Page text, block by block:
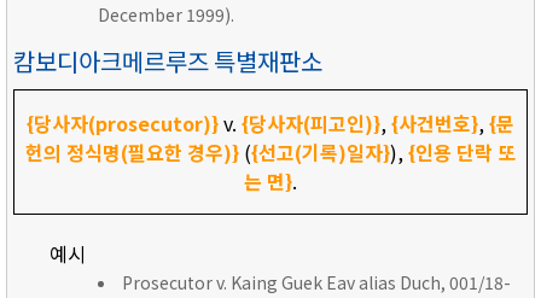
December 1999).
캄보디아크메르루즈 특별재판소
{당사자(prosecutor)}v. {당사자(피고인)},{사건번호},{문
헌의 정식명(필요한 경우)} ({선고(기록)일자}),{인용 단락 또
는 면}.
예시
Prosecutor v. Kaing Guek Eav alias Duch, 001/18-